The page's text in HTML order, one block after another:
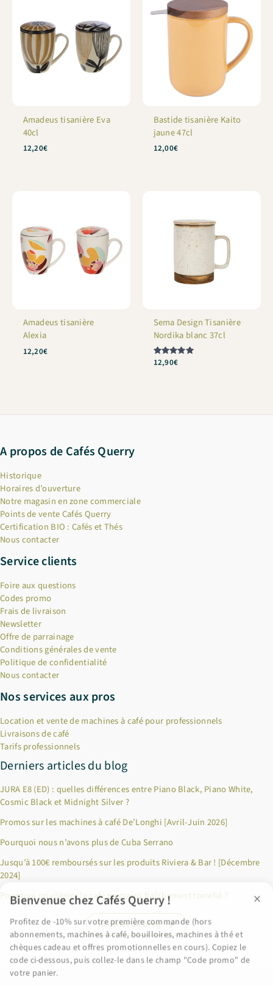
Amadeus tisanière Eva
40cl
12,20€
Bastide tisanière Kaito
jaune 47cl
12,00€
Amadeus tisanière
Alexia
12,20€
Sema Design Tisanière
Nordika blanc 37cl
Note
12,90€
A propos de Cafés Querry
Historique
Horaires d’ouverture
Notre magasin en zone commerciale
Points de vente Cafés Querry
Certification BIO : Cafés et Thés
Nous contacter
Service clients
Foire aux questions
Codes promo
Frais de livraison
Newsletter
Offre de parrainage
Conditions générales de vente
Politique de confidentialité
Nous contacter
Nos services aux pros
Location et vente de machines à café pour professionnels
Livraisons de café
Tarifs professionnels
Derniers articles du blog
JURA E8 (ED) : quelles différences entre Piano Black, Piano White,
Cosmic Black et Midnight Silver ?
Promos sur les machines à café De’Longhi [Avril-Juin 2026]
Pourquoi nous n’avons plus de Cuba Serrano
Jusqu’à 100€ remboursés sur les produits Riviera & Bar ! [Décembre
2024]
Pourquoi privilégier le café en grains fraîchement torréfié ?
Accéder au blog
×
Bienvenue chez Cafés Querry !
Profitez de -10% sur votre première commande (hors
abonnements, machines à café, bouilloires, machines à thé et
chèques cadeau et offres promotionnelles en cours). Copiez le
code ci-dessous, puis collez-le dans le champ "Code promo" de
votre panier.
BIENVENUE10